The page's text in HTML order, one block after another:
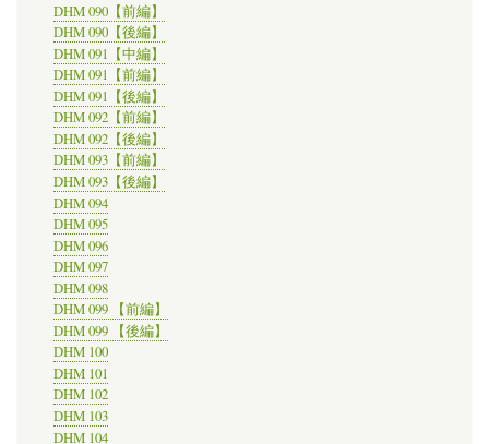
DHM 090【前編】
DHM 090【後編】
DHM 091【中編】
DHM 091【前編】
DHM 091【後編】
DHM 092【前編】
DHM 092【後編】
DHM 093【前編】
DHM 093【後編】
DHM 094
DHM 095
DHM 096
DHM 097
DHM 098
DHM 099 【前編】
DHM 099 【後編】
DHM 100
DHM 101
DHM 102
DHM 103
DHM 104